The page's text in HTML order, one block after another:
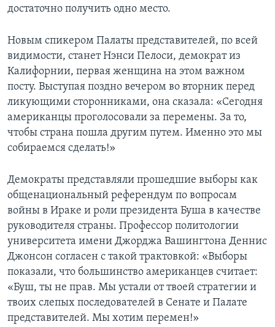
достаточно получить одно место.
Новым спикером Палаты представителей, по всей
видимости, станет Нэнси Пелоси, демократ из
Калифорнии, первая женщина на этом важном
посту. Выступая поздно вечером во вторник перед
ликующими сторонниками, она сказала: «Сегодня
американцы проголосовали за перемены. За то,
чтобы страна пошла другим путем. Именно это мы
собираемся сделать!»
Демократы представляли прошедшие выборы как
общенациональный референдум по вопросам
войны в Ираке и роли президента Буша в качестве
руководителя страны. Профессор политологии
университета имени Джорджа Вашингтона Деннис
Джонсон согласен с такой трактовкой: «Выборы
показали, что большинство американцев считает:
«Буш, ты не прав. Мы устали от твоей стратегии и
твоих слепых последователей в Сенате и Палате
представителей. Мы хотим перемен!»